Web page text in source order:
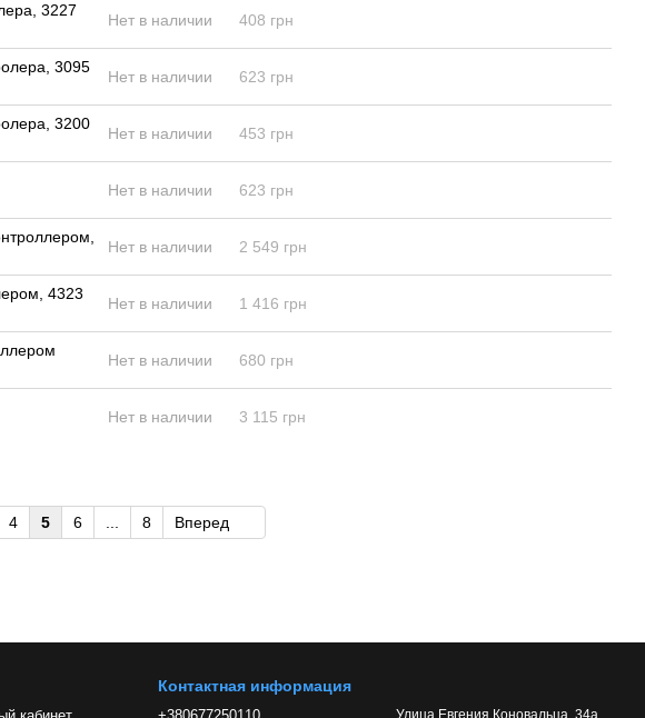
3227
Нет в наличии 408 грн
3095
Нет в наличии 623 грн
3200
Нет в наличии 453 грн
Нет в наличии 623 грн
Нет в наличии 2 549 грн
4323
Нет в наличии 1 416 грн
Нет в наличии 680 грн
Нет в наличии 3 115 грн
4 5 6 8 Вперед
Контактная информация
Улица Евгения Коновальца, 34а,